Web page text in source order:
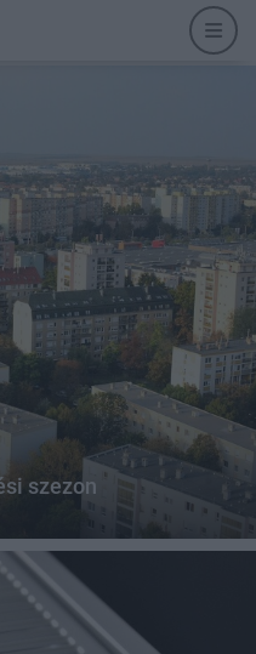
szezon